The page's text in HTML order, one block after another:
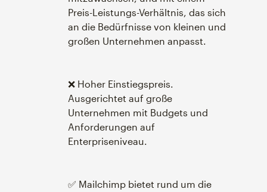
Preis-Leistungs-Verhältnis, das sich
an die Bedürfnisse von kleinen und
großen Unternehmen anpasst.
❌ Hoher Einstiegspreis.
Ausgerichtet auf große
Unternehmen mit Budgets und
Anforderungen auf
Enterpriseniveau.
✅ Mailchimp bietet rund um die